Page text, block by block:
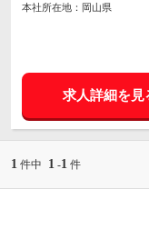
本社所在地：岡山県
求人詳細を見
1 件中 1 -1 件